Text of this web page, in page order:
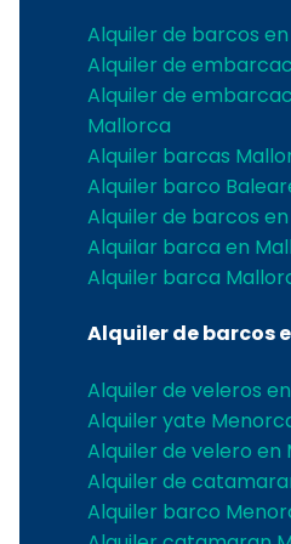
Alquiler de barcos
Alquiler de
Alquiler de
Mallorca
Alquiler barcas
Alquiler barco
Alquiler de barcos
Alquilar barca en
Alquiler barca
Alquiler de barcos
Alquiler de veleros
Alquiler yate
Alquiler de velero en
Alquiler de
Alquiler barco